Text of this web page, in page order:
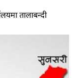
तालाबन्दी